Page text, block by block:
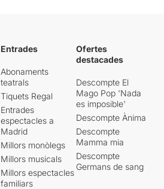
Entrades
Abonaments
teatrals
Tiquets Regal
Entrades
espectacles a
Madrid
Millors monòlegs
Millors musicals
Millors espectacles
familiars
Ofertes
destacades
Descompte El
Mago Pop 'Nada
es imposible'
Descompte Ànima
Descompte
Mamma mia
Descompte
Germans de sang